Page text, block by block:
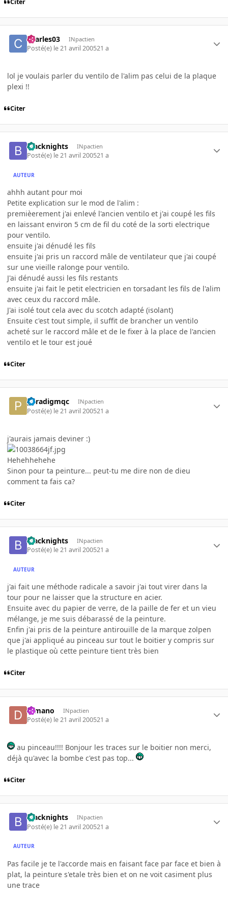
charles03 INpactien
Posté(e) le 21 avril 200521 a
lol je voulais parler du ventilo de l'alim pas celui de la plaque
plexi !!
Citer
blacknights INpactien
Posté(e) le 21 avril 200521 a
AUTEUR
ahhh autant pour moi
Petite explication sur le mod de l'alim :
premièerement j'ai enlevé l'ancien ventilo et j'ai coupé les fils
en laissant environ 5 cm de fil du coté de la sorti electrique
pour ventilo.
ensuite j'ai dénudé les fils
ensuite j'ai pris un raccord mâle de ventilateur que j'ai coupé
sur une vieille ralonge pour ventilo.
J'ai dénudé aussi les fils restants
ensuite j'ai fait le petit electricien en torsadant les fils de l'alim
avec ceux du raccord mâle.
J'ai isolé tout cela avec du scotch adapté (isolant)
Ensuite c'est tout simple, il suffit de brancher un ventilo
acheté sur le raccord mâle et de le fixer à la place de l'ancien
ventilo et le tour est joué
Citer
paradigmqc INpactien
Posté(e) le 21 avril 200521 a
j'aurais jamais deviner :)
Hehehhehehe
Sinon pour ta peinture... peut-tu me dire non de dieu
comment ta fais ca?
Citer
blacknights INpactien
Posté(e) le 21 avril 200521 a
AUTEUR
j'ai fait une méthode radicale a savoir j'ai tout virer dans la
tour pour ne laisser que la structure en acier.
Ensuite avec du papier de verre, de la paille de fer et un vieu
mélange, je me suis débarassé de la peinture.
Enfin j'ai pris de la peinture antirouille de la marque zolpen
que j'ai appliqué au pinceau sur tout le boitier y compris sur
le plastique où cette peinture tient très bien
Citer
d-mano INpactien
Posté(e) le 21 avril 200521 a
au pinceau!!!! Bonjour les traces sur le boitier non merci,
déjà qu'avec la bombe c'est pas top...
Citer
blacknights INpactien
Posté(e) le 21 avril 200521 a
AUTEUR
Pas facile je te l'accorde mais en faisant face par face et bien à
plat, la peinture s'etale très bien et on ne voit casiment plus
une trace